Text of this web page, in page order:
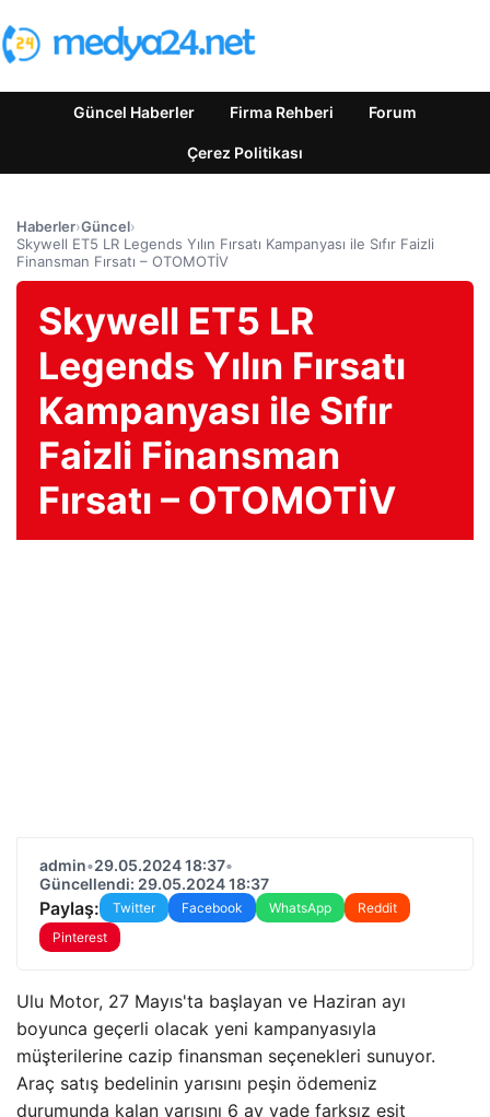
Güncel Haberler Firma Rehberi Forum
Çerez Politikası
Haberler›Güncel›
Skywell ET5 LR Legends Yılın Fırsatı Kampanyası ile Sıfır Faizli
Finansman Fırsatı – OTOMOTİV
Skywell ET5 LR
Legends Yılın Fırsatı
Kampanyası ile Sıfır
Faizli Finansman
Fırsatı – OTOMOTİV
admin•29.05.2024 18:37•
Güncellendi: 29.05.2024 18:37
Paylaş: Twitter Facebook WhatsApp
Reddit
Pinterest
Ulu Motor, 27 Mayıs'ta başlayan ve Haziran ayı
boyunca geçerli olacak yeni kampanyasıyla
müşterilerine cazip finansman seçenekleri sunuyor.
Araç satış bedelinin yarısını peşin ödemeniz
durumunda kalan yarısını 6 ay vade farksız eşit